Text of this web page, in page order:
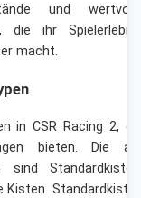
und
die ihr
macht.
in CSR Racing 2,
bieten. Die
sind
Kisten.